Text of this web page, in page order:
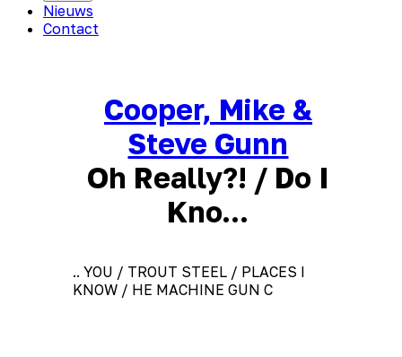
Nieuws
Contact
Cooper, Mike &
Steve Gunn
Oh Really?! / Do I
Kno...
.. YOU / TROUT STEEL / PLACES I
KNOW / HE MACHINE GUN C